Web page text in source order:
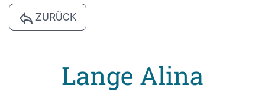
ZURÜCK
Lange Alina